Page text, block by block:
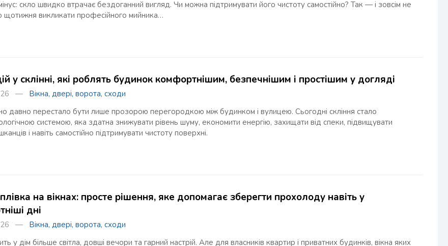
скло швидко втрачає бездоганний вигляд. Чи можна підтримувати його чистоту самостійно? Так — і зовсім не
щотижня викликати професійного мийника…
у склінні, які роблять будинок комфортнішим, безпечнішим і простішим у догляді
— Вікна, двері, ворота, сходи
давно перестало бути лише прозорою перегородкою між будинком і вулицею. Сьогодні скління стало
системою, яка здатна знижувати рівень шуму, економити енергію, захищати від спеки, підвищувати
і навіть самостійно підтримувати чистоту поверхні.
на вікнах: просте рішення, яке допомагає зберегти прохолоду навіть у
дні
— Вікна, двері, ворота, сходи
у дім більше світла, довші вечори та гарний настрій. Але для власників квартир і приватних будинків, вікна яких